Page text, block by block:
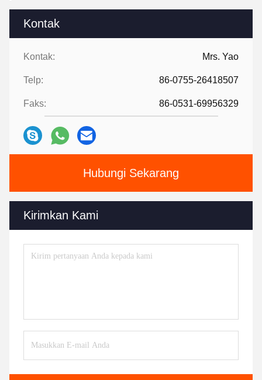
Kontak
Kontak: Mrs. Yao
Telp: 86-0755-26418507
Faks: 86-0531-69956329
Hubungi Sekarang
Kirimkan Kami